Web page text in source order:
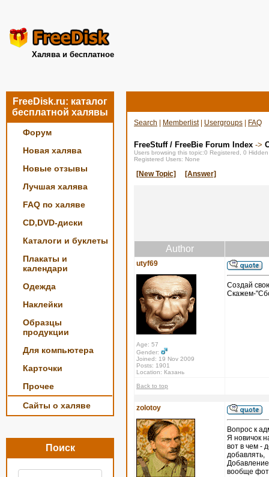
Халява и бесплатное
FreeDisk.ru: каталог
бесплатной халявы
Форум
Новая халява
Новые отзывы
Лучшая халява
FAQ по халяве
CD,DVD-диски
Каталоги и буклеты
Плакаты и
календари
Одежда
Наклейки
Образцы
продукции
Для компьютера
Карточки
Прочее
Сайты о халяве
Поиск
Search Memberlist| Usergroups FAQ
FreeStuff / FreeBie Forum Index ->
Users browsing this topic:0 Registered, 0
Registered Users: None
[New Topic] [Answer]
Author
utyf69
Age: 57
Gender:
Joined: 19 Nov 2009
Posts: 1901
Location: Казань
Создай
Скажем-
Back to top
zolotoy
Вопрос к
Я новичок
вот в чем -
добавлять,
вообще